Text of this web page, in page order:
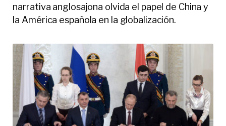
narrativa anglosajona olvida el papel de China y
la América española en la globalización.